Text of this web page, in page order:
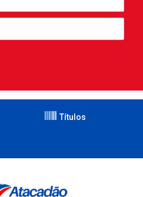
Títulos